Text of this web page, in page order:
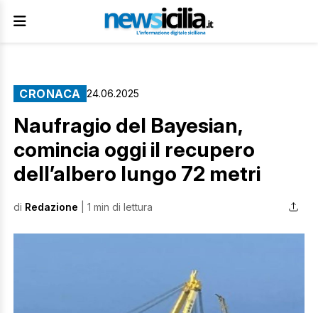
CRONACA 24.06.2025
Naufragio del Bayesian,
comincia oggi il recupero
dell’albero lungo 72 metri
di Redazione | 1 min di lettura